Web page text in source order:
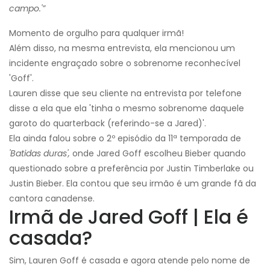
campo.'”
Momento de orgulho para qualquer irmã!
Além disso, na mesma entrevista, ela mencionou um
incidente engraçado sobre o sobrenome reconhecível
'Goff'.
Lauren disse que seu cliente na entrevista por telefone
disse a ela que ela 'tinha o mesmo sobrenome daquele
garoto do quarterback (referindo-se a Jared)'.
Ela ainda falou sobre o 2º episódio da 11ª temporada de
'Batidas duras', onde Jared Goff escolheu Bieber quando
questionado sobre a preferência por Justin Timberlake ou
Justin Bieber. Ela contou que seu irmão é um grande fã da
cantora canadense.
Irmã de Jared Goff | Ela é
casada?
Sim, Lauren Goff é casada e agora atende pelo nome de